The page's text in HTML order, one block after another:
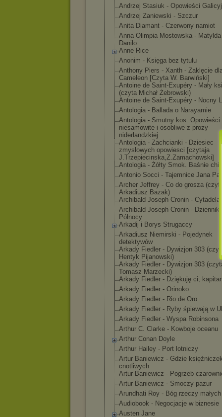
Andrzej Stasiuk - Opowieści
Andrzej Zaniewski - Szczur
Anita Diamant - Czerwony namiot
Anna Olimpia Mostowska -
Daniło
Anne Rice
Anonim - Księga bez tytułu
Anthony Piers - Xanth - Zaklęcie
Cameleon [Czyta W. Barwiński]
Antoine de Saint-Exupéry - Mały
(czyta Michał Żebrowski)
Antoine de Saint-Exupéry - Nocny
Antologia - Ballada o Narayamie
Antologia - Smutny kos. Opowieści
niesamowite i osobliwe z prozy
niderlandzkiej
Antologia - Zachcianki - Dziesiec
zmyslowych opowiesci [czytaja
J.Trzepiecinska,Z.Zamachowski]
Antologia - Żółty Smok. Baśnie
Antonio Socci - Tajemnice Jana
Archer Jeffrey - Co do grosza
Arkadiusz Bazak)
Archibald Joseph Cronin - Cytadela
Archibald Joseph Cronin - Dziennik
Północy
Arkadij i Borys Strugaccy
Arkadiusz Niemirski - Pojedynek
detektywów
Arkady Fiedler - Dywizjon 303
Hentyk Pijanowski)
Arkady Fiedler - Dywizjon 303
Tomasz Marzecki)
Arkady Fiedler - Dziękuję ci,
Arkady Fiedler - Orinoko
Arkady Fiedler - Rio de Oro
Arkady Fiedler - Ryby śpiewają w
Arkady Fiedler - Wyspa Robinsona
Arthur C. Clarke - Kowboje oceanu
Arthur Conan Doyle
Arthur Hailey - Port lotniczy
Artur Baniewicz - Gdzie
cnotliwych
Artur Baniewicz - Pogrzeb
Artur Baniewicz - Smoczy pazur
Arundhati Roy - Bóg rzeczy małych
Audiobook - Negocjacje w biznesie
Austen Jane